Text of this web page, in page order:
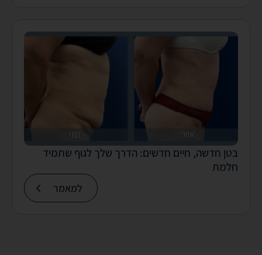
בטן חדשה, חיים חדשים: הדרך שלך לגוף שתמיד
חלמת
למאמר